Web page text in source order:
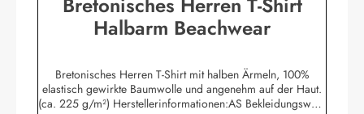
Halbarm Beachwear
Bretonisches Herren T-Shirt mit halben Ärmeln, 100%
elastisch gewirkte Baumwolle und angenehm auf der Haut.
(ca. 225 g/m²) Herstellerinformationen:AS Bekleidungswerk